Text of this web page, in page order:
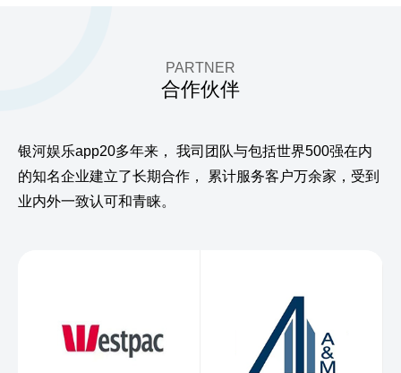
PARTNER
合作伙伴
银河娱乐app20多年来，
我司团队与包括世界500强在内
的知名企业建立了长期合作，
累计服务客户万余家，受到
业内外一致认可和青睐。